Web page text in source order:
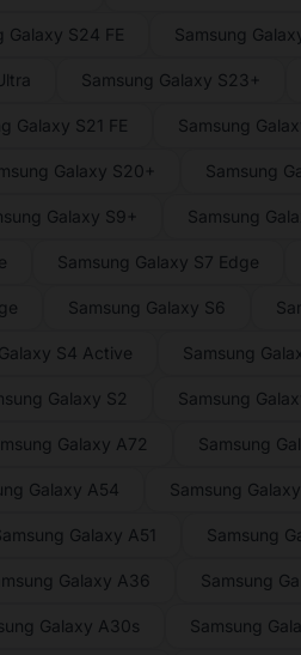
Galaxy S24 FE Samsung
Samsung Galaxy S23+
Galaxy S21 FE Samsung
Galaxy S20+ Samsung
Galaxy S9+ Samsung
Samsung Galaxy S7 Edge
Samsung Galaxy S6
S4 Active Samsung
Galaxy S2 Samsung
Galaxy A72 Samsung
Galaxy A54 Samsung
Galaxy A51 Samsung
Galaxy A36 Samsung
Galaxy A30s Samsung